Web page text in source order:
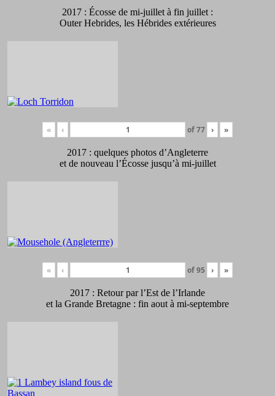
2017 : Écosse de mi-juillet à fin juillet :
Outer Hebrides, les Hébrides extérieures
« ‹ of77 › »
2017 : quelques photos d’Angleterre
et de nouveau l’Écosse jusqu’à mi-juillet
« ‹ of95 › »
2017 : Retour par l’Est de l’Irlande
et la Grande Bretagne : fin aout à mi-septembre